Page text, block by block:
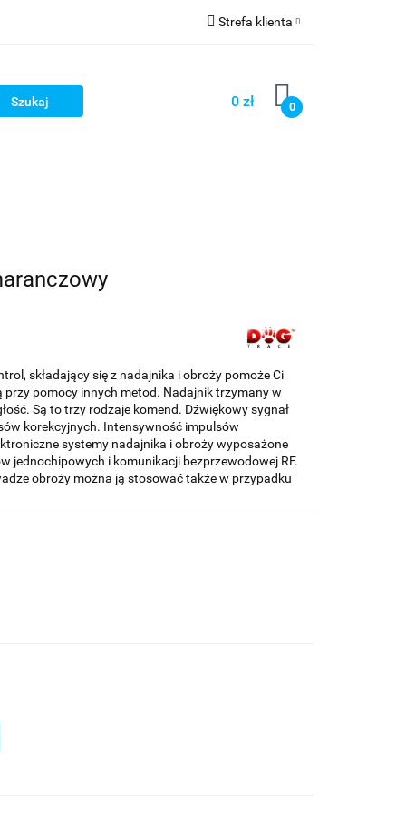
Strefa klienta
Zarejestruj się
0 zł 0
składający się z nadajnika i obroży pomoże Ci
pomocy innych metod. Nadajnik trzymany w
Są to trzy rodzaje komend. Dźwiękowy sygnał
korekcyjnych. Intensywność impulsów
systemy nadajnika i obroży wyposażone
jednochipowych i komunikacji bezprzewodowej RF.
obroży można ją stosować także w przypadku